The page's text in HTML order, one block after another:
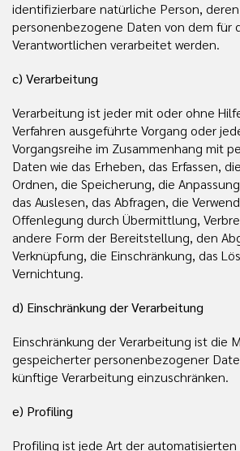
identifizierbare natürliche Person, deren
personenbezogene Daten von dem für
Verantwortlichen verarbeitet werden.
c) Verarbeitung
Verarbeitung ist jeder mit oder ohne
Verfahren ausgeführte Vorgang oder
Vorgangsreihe im Zusammenhang mit
Daten wie das Erheben, das Erfassen,
Ordnen, die Speicherung, die
das Auslesen, das Abfragen, die
Offenlegung durch Übermittlung,
andere Form der Bereitstellung, den
Verknüpfung, die Einschränkung, das
Vernichtung.
d) Einschränkung der Verarbeitung
Einschränkung der Verarbeitung ist die
gespeicherter personenbezogener
künftige Verarbeitung einzuschränken.
e) Profiling
Profiling ist jede Art der automatisierten